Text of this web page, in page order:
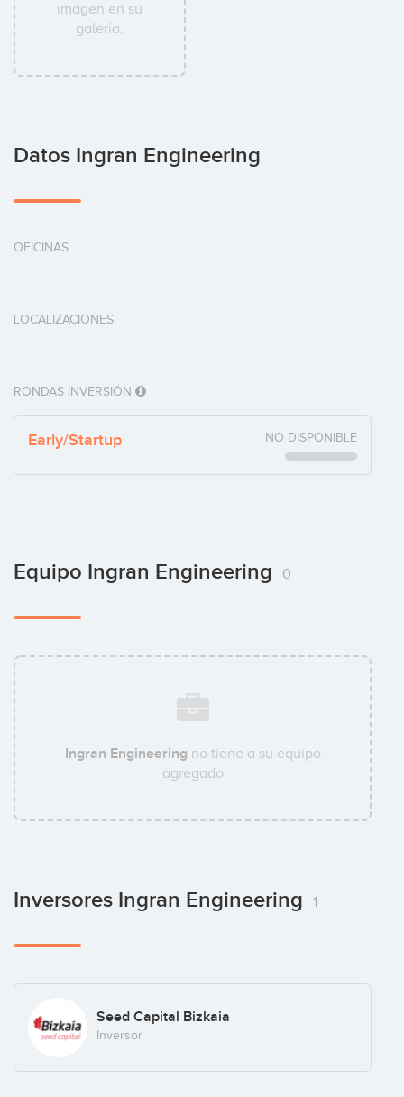
imágen en su
galería.
Datos Ingran Engineering
OFICINAS
LOCALIZACIONES
RONDAS INVERSIÓN
Early/Startup NO DISPONIBLE
Equipo Ingran Engineering 0
Ingran Engineering no tiene a su equipo
agregado
Inversores Ingran Engineering 1
Seed Capital Bizkaia
Inversor